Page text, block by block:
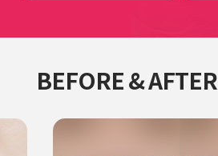
BEFORE & AFTER